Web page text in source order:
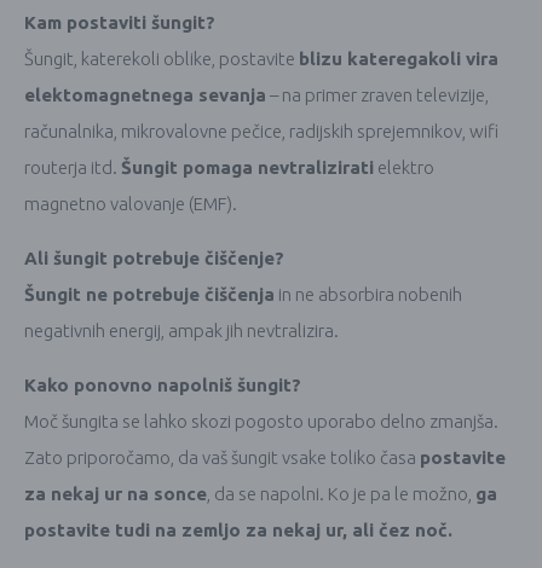
Kam postaviti šungit?
Šungit, katerekoli oblike, postavite blizu kateregakoli vira
elektomagnetnega sevanja – na primer zraven televizije,
računalnika, mikrovalovne pečice, radijskih sprejemnikov, wifi
routerja itd. Šungit pomaga nevtralizirati elektro
magnetno valovanje (EMF).
Ali šungit potrebuje čiščenje?
Šungit ne potrebuje čiščenja in ne absorbira nobenih
negativnih energij, ampak jih nevtralizira.
Kako ponovno napolniš šungit?
Moč šungita se lahko skozi pogosto uporabo delno zmanjša.
Zato priporočamo, da vaš šungit vsake toliko časa postavite
za nekaj ur na sonce , da se napolni. Ko je pa le možno, ga
postavite tudi na zemljo za nekaj ur, ali čez noč.